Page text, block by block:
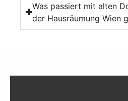
Was passiert mit alten
der Hausräumung Wien